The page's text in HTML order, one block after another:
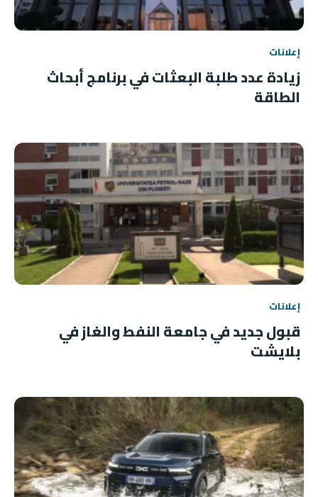
إعلانات
زيادة عدد طلبة البعثات في برنامج أبحاث
الطاقة
إعلانات
قبول جديد في جامعة النفط والغاز في
بلايشت